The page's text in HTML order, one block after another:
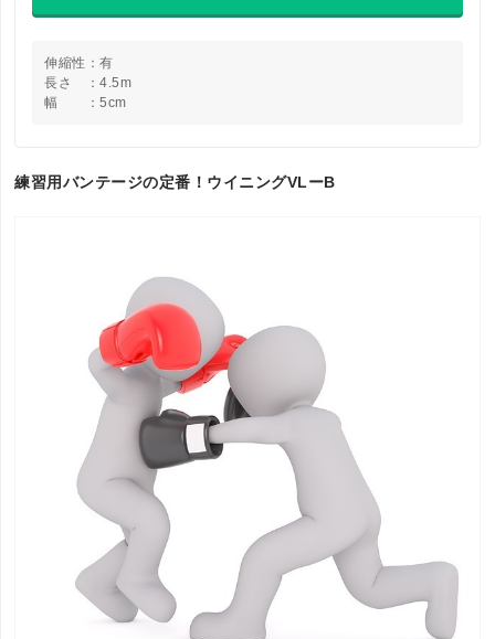
伸縮性：有
長さ ：4.5m
幅 ：5cm
練習用バンテージの定番！ウイニングVLーB